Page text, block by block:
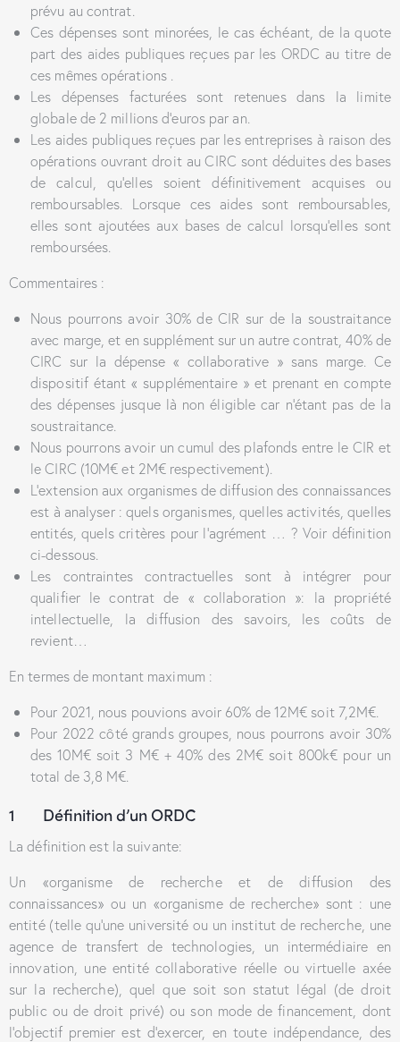
prévu au contrat.
Ces dépenses sont minorées, le cas échéant, de la quote
part des aides publiques reçues par les ORDC au titre de
ces mêmes opérations .
Les dépenses facturées sont retenues dans la limite
globale de 2 millions d’euros par an.
Les aides publiques reçues par les entreprises à raison des
opérations ouvrant droit au CIRC sont déduites des bases
de calcul, qu’elles soient définitivement acquises ou
remboursables. Lorsque ces aides sont remboursables,
elles sont ajoutées aux bases de calcul lorsqu’elles sont
remboursées.
Commentaires :
Nous pourrons avoir 30% de CIR sur de la soustraitance
avec marge, et en supplément sur un autre contrat, 40% de
CIRC sur la dépense « collaborative » sans marge. Ce
dispositif étant « supplémentaire » et prenant en compte
des dépenses jusque là non éligible car n’étant pas de la
soustraitance.
Nous pourrons avoir un cumul des plafonds entre le CIR et
le CIRC (10M€ et 2M€ respectivement).
L’extension aux organismes de diffusion des connaissances
est à analyser : quels organismes, quelles activités, quelles
entités, quels critères pour l’agrément … ? Voir définition
ci-dessous.
Les contraintes contractuelles sont à intégrer pour
qualifier le contrat de « collaboration »: la propriété
intellectuelle, la diffusion des savoirs, les coûts de
revient…
En termes de montant maximum :
Pour 2021, nous pouvions avoir 60% de 12M€ soit 7,2M€.
Pour 2022 côté grands groupes, nous pourrons avoir 30%
des 10M€ soit 3 M€ + 40% des 2M€ soit 800k€ pour un
total de 3,8 M€.
1 Définition d’un ORDC
La définition est la suivante:
Un «organisme de recherche et de diffusion des
connaissances» ou un «organisme de recherche» sont : une
entité (telle qu’une université ou un institut de recherche, une
agence de transfert de technologies, un intermédiaire en
innovation, une entité collaborative réelle ou virtuelle axée
sur la recherche), quel que soit son statut légal (de droit
public ou de droit privé) ou son mode de financement, dont
l’objectif premier est d’exercer, en toute indépendance, des